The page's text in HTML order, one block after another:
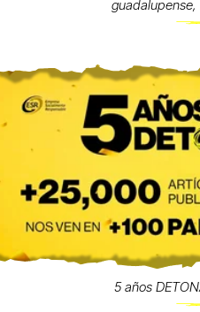
5 años